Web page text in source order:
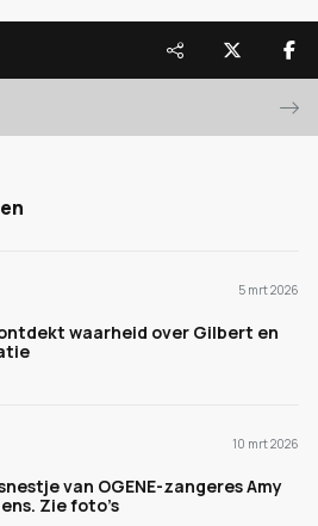
5 mrt 2026
waarheid over Gilbert en
10 mrt 2026
van OGENE-zangeres Amy
Zie foto’s